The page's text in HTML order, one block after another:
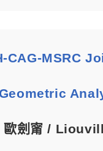
CAG-MSRC
歐劍甯 /